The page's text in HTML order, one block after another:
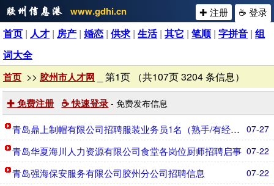
www.gdhi.cn ☕ 登录
✚ 注册
首页 | 人才 | 房产 | 婚恋 | 供求| 生活| 其它 | 笔顺 | 字拼音 | 组
词大全
首页 >> 胶州市人才网 _ 第1页 （共107页 3204 条信息）
✚ 免费注册 ☕ 快速登录 - 免费发布信息
07-27
青岛鼎上制帽有限公司招聘服装业务员1名（熟手/有经验优先）
07-22
青岛华夏海川人力资源有限公司食堂各岗位厨师招聘启事
07-22
青岛强海保安服务有限公司胶州分公司招聘信息